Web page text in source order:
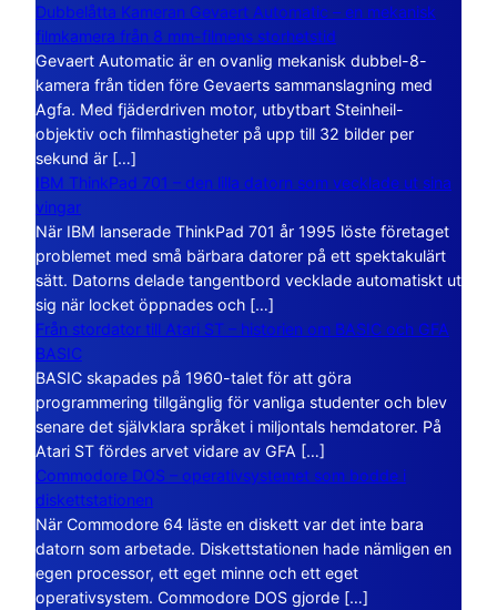
Dubbelåtta Kameran Gevaert Automatic – en mekanisk
filmkamera från 8 mm-filmens storhetstid
Gevaert Automatic är en ovanlig mekanisk dubbel-8-
kamera från tiden före Gevaerts sammanslagning med
Agfa. Med fjäderdriven motor, utbytbart Steinheil-
objektiv och filmhastigheter på upp till 32 bilder per
sekund är […]
IBM ThinkPad 701 – den lilla datorn som vecklade ut sina
vingar
När IBM lanserade ThinkPad 701 år 1995 löste företaget
problemet med små bärbara datorer på ett spektakulärt
sätt. Datorns delade tangentbord vecklade automatiskt ut
sig när locket öppnades och […]
Från stordator till Atari ST – historien om BASIC och GFA
BASIC
BASIC skapades på 1960-talet för att göra
programmering tillgänglig för vanliga studenter och blev
senare det självklara språket i miljontals hemdatorer. På
Atari ST fördes arvet vidare av GFA […]
Commodore DOS – operativsystemet som bodde i
diskettstationen
När Commodore 64 läste en diskett var det inte bara
datorn som arbetade. Diskettstationen hade nämligen en
egen processor, ett eget minne och ett eget
operativsystem. Commodore DOS gjorde […]